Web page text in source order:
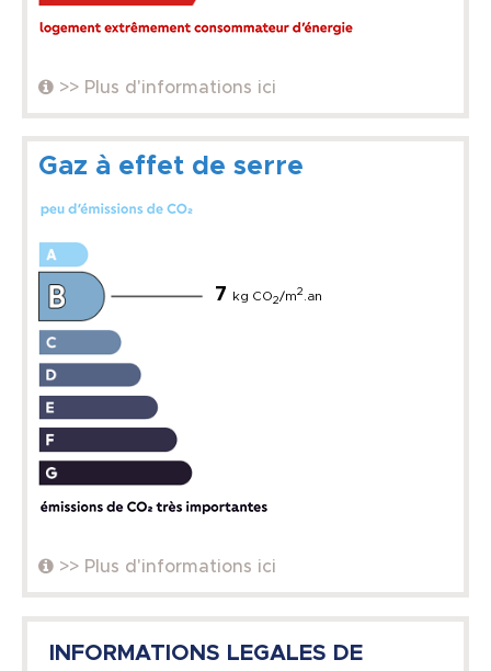
>> Plus d'informations ici
Gaz à effet de serre
7 kg CO2/m2 .an
>> Plus d'informations ici
INFORMATIONS LEGALES DE